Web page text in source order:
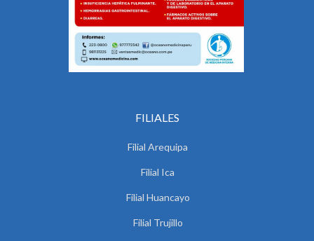
FILIALES
Filial Arequipa
Filial Ica
Filial Huancayo
Filial Trujillo